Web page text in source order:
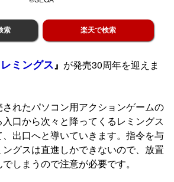
索 楽天で検索
レミングス』 が発売30周年を迎えま
れたパソコン用アクションゲームの
口から次々と降ってくるレミングス
出口へと導いていきます。指令を与
グスは直進しかできないので、放置
しまうので注意が必要です。